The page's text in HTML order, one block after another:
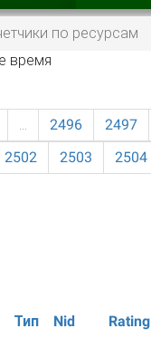
вкладка)
по ресурсам
время
… 2496 2497
2502 2503 2504
Тип Nid Rating